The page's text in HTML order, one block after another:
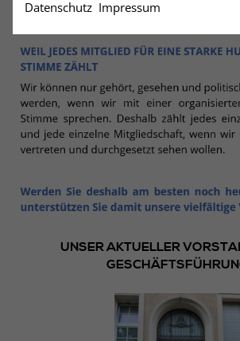
UNSER AKTUELLER
Datenschutz Impressum